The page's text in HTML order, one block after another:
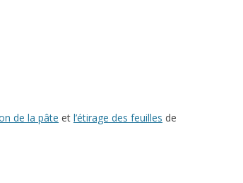
de la pâte et l’étirage des feuilles de